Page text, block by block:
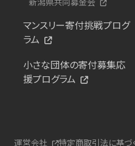
マンスリー寄付挑戦プログ
ラム
小さな団体の寄付募集応
援プログラム
運営会社 特定商取引法に基づ